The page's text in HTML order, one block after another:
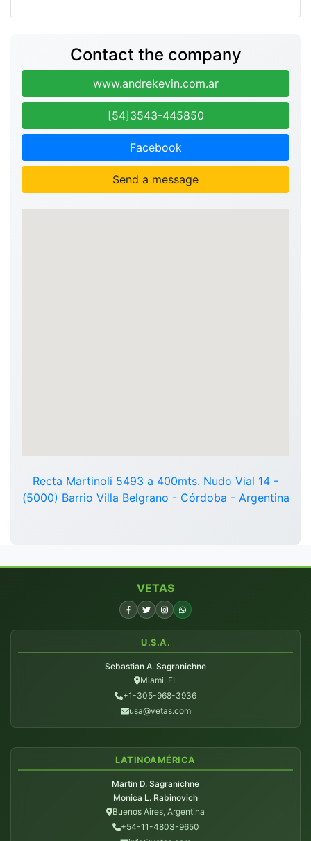
Contact the company
www.andrekevin.com.ar
[54]3543-445850
Facebook
Send a message
Recta Martinoli 5493 a 400mts. Nudo Vial 14 -
(5000) Barrio Villa Belgrano - Córdoba - Argentina
VETAS
U.S.A.
Sebastian A. Sagranichne
Miami, FL
+1-305-968-3936
usa@vetas.com
LATINOAMÉRICA
Martin D. Sagranichne
Monica L. Rabinovich
Buenos Aires, Argentina
+54-11-4803-9650